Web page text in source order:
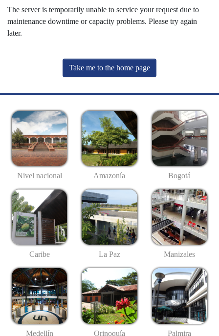
The server is temporarily unable to service your request due to
maintenance downtime or capacity problems. Please try again
later.
Take me to the home page
Nivel nacional Amazonía Bogotá
Caribe La Paz Manizales
Medellín Orinoquía Palmira